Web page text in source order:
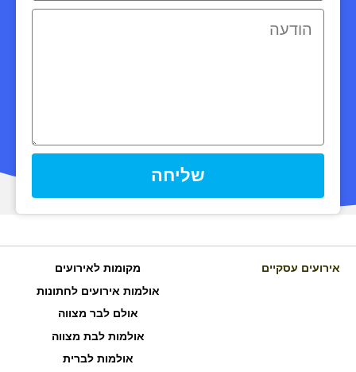
שליחה
אירועים עסקיים
מקומות לאירועים
אולמות אירועים לחתונות
אולם לבר מצווה
אולמות לבת מצווה
אולמות לברית